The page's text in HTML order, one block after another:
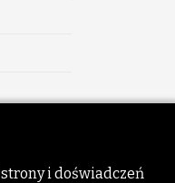
i doświadczeń